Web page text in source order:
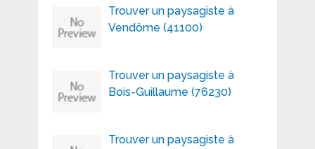
Trouver un paysagiste à
Vendôme (41100)
Trouver un paysagiste à
Bois-Guillaume (76230)
Trouver un paysagiste à